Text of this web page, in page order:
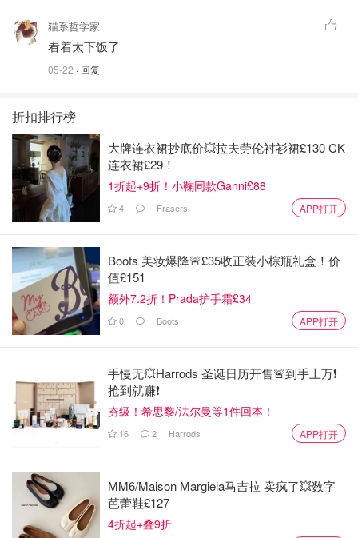
猫系哲学家
看着太下饭了
05-22 · 回复
折扣排行榜
大牌连衣裙抄底价💥拉夫劳伦衬衫裙£130 CK
连衣裙£29！
1折起+9折！小鞠同款Ganni£88
4 Frasers APP打开
Boots 美妆爆降🚨£35收正装小棕瓶礼盒！价
值£151
额外7.2折！Prada护手霜£34
0 Boots APP打开
手慢无💥Harrods 圣诞日历开售🚨到手上万❗️
抢到就赚❗️
夯级！希思黎/法尔曼等1件回本！
16 2 Harrods APP打开
MM6/Maison Margiela马吉拉 卖疯了💥数字
芭蕾鞋£127
4折起+叠9折